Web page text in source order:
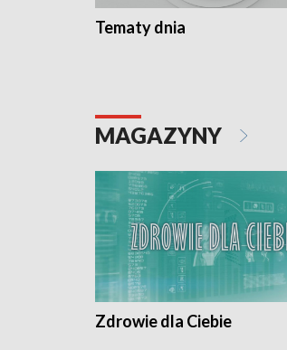
Tematy dnia
MAGAZYNY
Zdrowie dla Ciebie